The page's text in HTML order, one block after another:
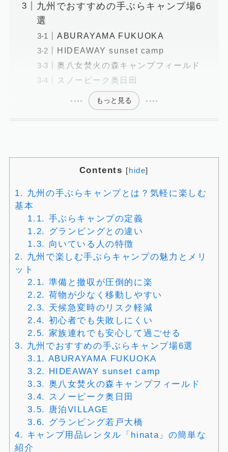
九州でおすすめの手ぶらキャンプ場6
選
ABURAYAMA FUKUOKA
HIDEAWAY sunset camp
奥八女焚火の森キャンプフィールド
スノーピーク奥日田
もっと見る
Contents [hide]
1. 九州の手ぶらキャンプとは？気軽に楽しむ
基本
1.1. 手ぶらキャンプの定義
1.2.
グランピングとの違い
1.3. 向いている人の特徴
2. 九州で楽しむ手ぶらキャンプの魅力とメリ
ット
2.1. 準備と撤収が圧倒的に楽
2.2. 荷物が少なく移動しやすい
2.3. 天候急変時のリスク軽減
2.4. 初心者でも失敗しにくい
2.5. 家族連れでも安心して過ごせる
3. 九州でおすすめの手ぶらキャンプ場6選
3.1. ABURAYAMA FUKUOKA
3.2. HIDEAWAY sunset camp
3.3. 奥八女焚火の森キャンプフィールド
3.4. スノーピーク奥日田
3.5. 唐泊VILLAGE
3.6.
グランピング若戸大橋
4. キャンプ用品レンタル「hinata」の簡単な
紹介